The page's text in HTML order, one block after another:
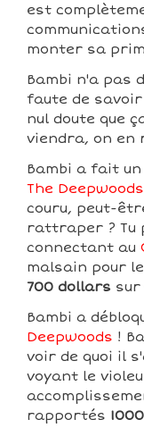
est
monter sa
Bambi n'a pas
faute de
nul doute que
viendra, on en
Bambi a fait
The Deepwoods
couru, peut-
rattraper ? Tu
connectant au
malsain pour
700 dollars sur
Bambi a
Deepwoods !
voir de quoi il
voyant le
rapportés